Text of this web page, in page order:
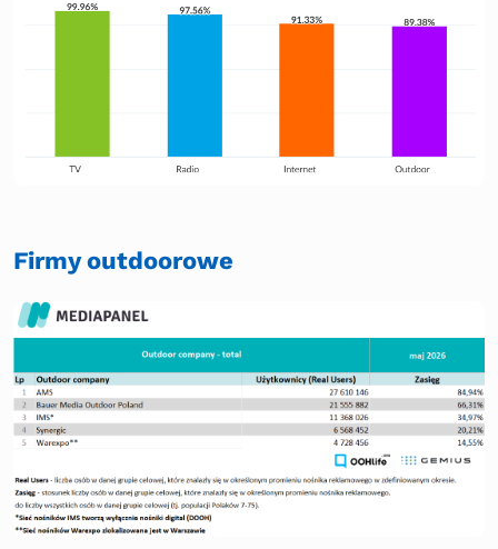
Firmy outdoorowe